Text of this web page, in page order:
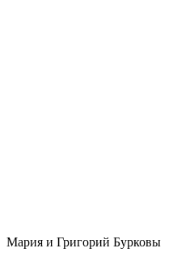
Мария и Григорий Бурковы